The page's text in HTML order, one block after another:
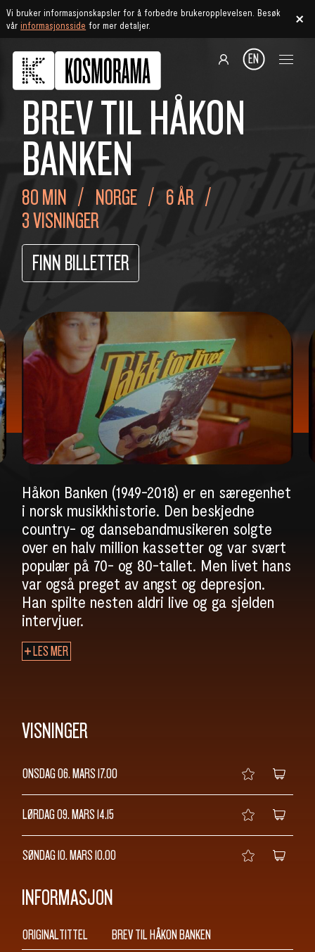
Vi bruker informasjonskapsler for å forbedre brukeropplevelsen. Besøk
vårinformasjonsside for mer detaljer.
SØK
EN
BREV TIL HÅKON
BANKEN
80 MIN NORGE
6 ÅR
3 VISNINGER
FINN BILLETTER
Håkon Banken (1949-2018) er en særegenhet
i norsk musikkhistorie. Den beskjedne
country- og dansebandmusikeren solgte
over en halv million kassetter og var svært
populær på 70- og 80-tallet. Men livet hans
var også preget av angst og depresjon.
Han spilte nesten aldri live og ga sjelden
intervjuer.
LES MER
VISNINGER
ONSDAG 06. MARS17.00
LØRDAG 09. MARS14.15
SØNDAG 10. MARS10.00
INFORMASJON
ORIGINALTITTEL
BREV TIL HÅKON BANKEN